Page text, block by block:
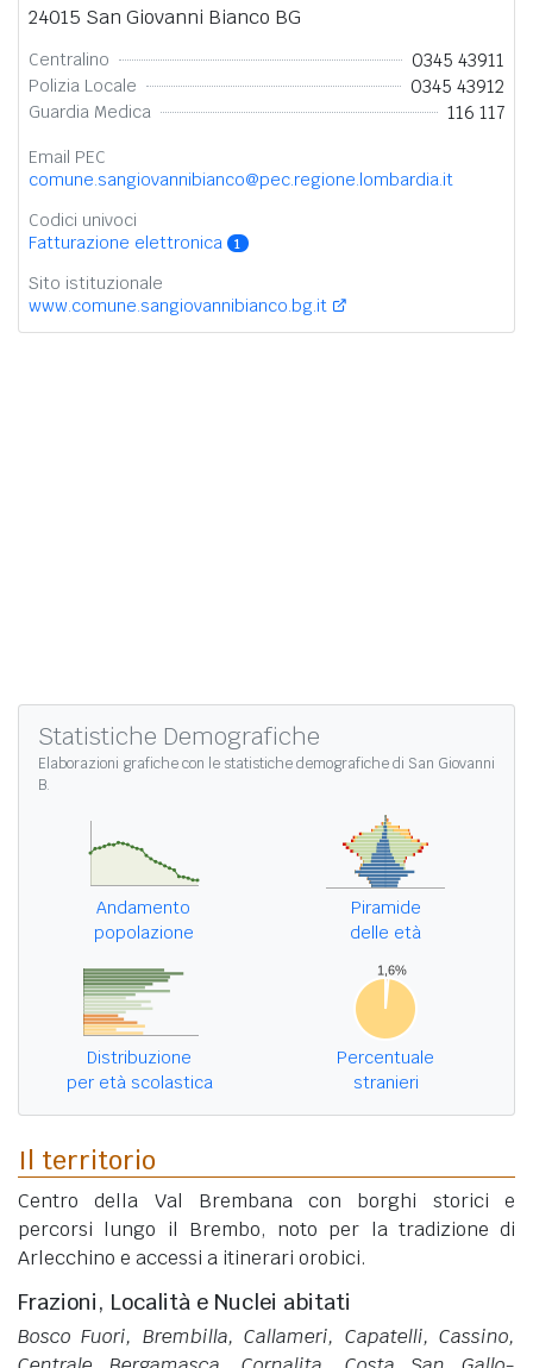
24015 San Giovanni Bianco BG
Centralino 0345 43911
Polizia Locale 0345 43912
Guardia Medica 116 117
Email PEC
comune.sangiovannibianco@pec.regione.lombardia.it
Codici univoci
Fatturazione elettronica
1
Sito istituzionale
www.comune.sangiovannibianco.bg.it
Statistiche Demografiche
Elaborazioni grafiche con le statistiche demografiche di San Giovanni
B.
Andamento
popolazione
Piramide
delle età
Distribuzione
per età scolastica
Percentuale
stranieri
Il territorio
Centro della Val Brembana con borghi storici e
percorsi lungo il Brembo, noto per la tradizione di
Arlecchino e accessi a itinerari orobici.
Frazioni, Località e Nuclei abitati
Bosco Fuori, Brembilla, Callameri, Capatelli, Cassino,